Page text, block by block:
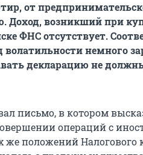
от
Доход, возникший при
ФНС отсутствует.
немного
декларацию не
письмо, в котором
операций с
же положений Налогового